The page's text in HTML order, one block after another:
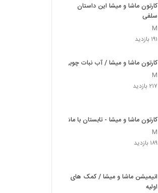
کارتون ماشا و میشا این داستان
سلفی
M
۱۹۱ بازدید
کارتون ماشا و میشا / آب نبات چوبی
M
۲۱۷ بازدید
کارتون ماشا و میشا - تابستان با ماشا
M
۱۸۹ بازدید
انیمیشن ماشا و میشا / کمک های
اولیه